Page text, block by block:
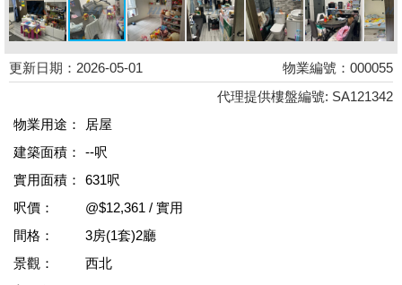
更新日期：2026-05-01
物業編號：000055
代理提供樓盤編號: SA121342
物業用途：
居屋
建築面積：
--呎
實用面積：
631呎
呎價：
@$12,361 / 實用
間格：
3房(1套)2廳
景觀：
西北